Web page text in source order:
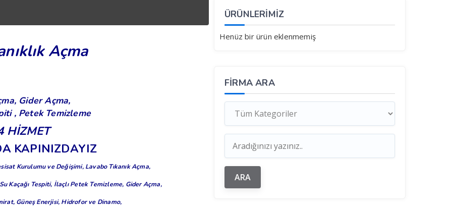
Açma
Gider Açma,
, Petek Temizleme
HİZMET
KAPINIZDAYIZ
Kurulumu ve Değişimi, Lavabo Tıkanık Açma,
Kaçağı Tespiti, İlaçlı Petek Temizleme, Gider Açma,
Güneş Enerjisi, Hidrofor ve Dinamo,
ÜRÜNLERİMİZ
Henüz bir ürün eklenmemiş
FIRMA ARA